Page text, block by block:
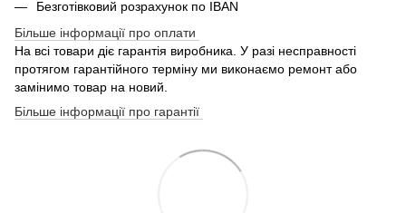
Безготівковий розрахунок по IBAN
Більше інформації про оплати
На всі товари діє гарантія виробника. У разі несправності
протягом гарантійного терміну ми виконаємо ремонт або
замінимо товар на новий.
Більше інформації про гарантії